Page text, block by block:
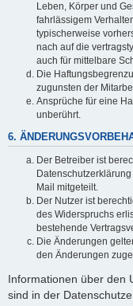
Leben, Körper und
fahrlässigem
typischerweise
nach auf die
auch für mittelbare
Die
zugunsten der
Ansprüche für eine
unberührt.
6.
Der Betreiber ist
Mail mitgeteilt.
Der Nutzer ist
des Widerspruchs
bestehende
Die Änderungen
den Änderungen
Informationen über den
sind in der